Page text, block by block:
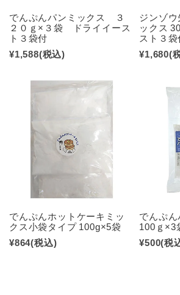
でんぷんパンミックス ３
２０ｇ×３袋 ドライイース
ト３袋付
¥1,588(税込)
ジンゾウ
ックス
スト３袋
¥1,680(
でんぷんホットケーキミッ
クス小袋タイプ 100g×5袋
¥864(税込)
でんぷ
100ｇ×3
¥500(税